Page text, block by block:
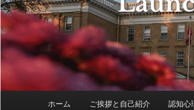
ホーム ご挨拶と自己紹介 認知心